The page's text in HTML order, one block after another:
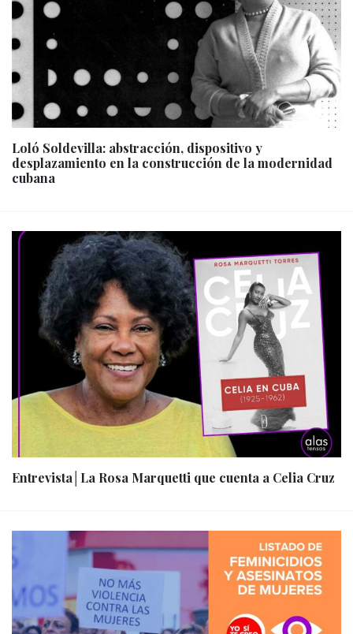
Loló Soldevilla: abstracción, dispositivo y
desplazamiento en la construcción de la modernidad
cubana
Entrevista│La Rosa Marquetti que cuenta a Celia Cruz